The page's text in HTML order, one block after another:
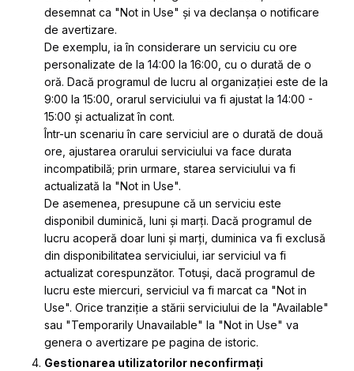
desemnat ca "Not in Use" și va declanșa o notificare
de avertizare.
De exemplu, ia în considerare un serviciu cu ore
personalizate de la 14:00 la 16:00, cu o durată de o
oră. Dacă programul de lucru al organizației este de la
9:00 la 15:00, orarul serviciului va fi ajustat la 14:00 -
15:00 și actualizat în cont.
Într-un scenariu în care serviciul are o durată de două
ore, ajustarea orarului serviciului va face durata
incompatibilă; prin urmare, starea serviciului va fi
actualizată la "Not in Use".
De asemenea, presupune că un serviciu este
disponibil duminică, luni și marți. Dacă programul de
lucru acoperă doar luni și marți, duminica va fi exclusă
din disponibilitatea serviciului, iar serviciul va fi
actualizat corespunzător. Totuși, dacă programul de
lucru este miercuri, serviciul va fi marcat ca "Not in
Use". Orice tranziție a stării serviciului de la "Available"
sau "Temporarily Unavailable" la "Not in Use" va
genera o avertizare pe pagina de istoric.
Gestionarea utilizatorilor neconfirmați